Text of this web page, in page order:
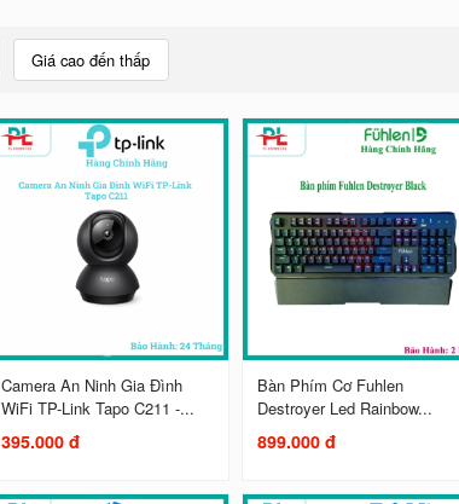
Giá cao đến thấp
Camera An Ninh Gia Đình
WiFi TP-Link Tapo C211 -...
395.000 đ
Bàn Phím Cơ Fuhlen
Destroyer Led Rainbow...
899.000 đ